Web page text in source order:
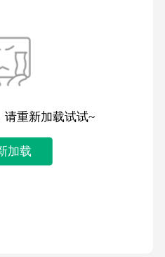
请重新加载试试~
加载